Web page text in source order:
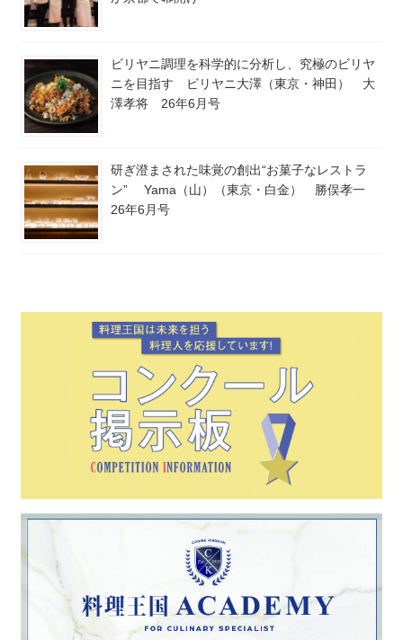
ビリヤニ調理を科学的に分析し、究極のビリヤ
ニを目指す ビリヤニ大澤（東京・神田） 大
澤孝将 26年6月号
研ぎ澄まされた味覚の創出“お菓子なレストラ
ン” Yama（山）（東京・白金） 勝俣孝一
26年6月号